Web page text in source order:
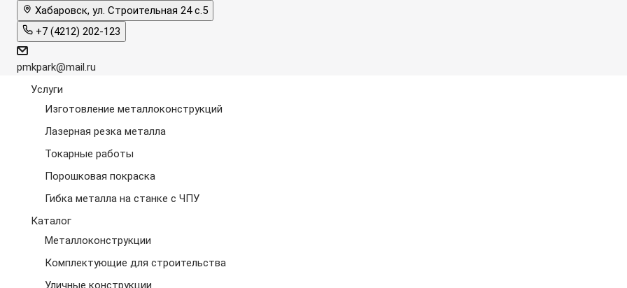
Хабаровск, ул. Строительная 24 с.5
+7 (4212) 202-123
pmkpark@mail.ru
Услуги
Изготовление металлоконструкций
Лазерная резка металла
Токарные работы
Порошковая покраска
Гибка металла на станке с ЧПУ
Каталог
Металлоконструкции
Комплектующие для строительства
Уличные конструкции